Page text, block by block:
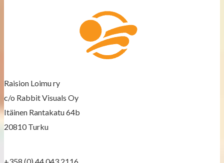
i
g
a
t
Raision Loimu ry
c/o Rabbit Visuals Oy
Itäinen Rantakatu 64b
20810 Turku